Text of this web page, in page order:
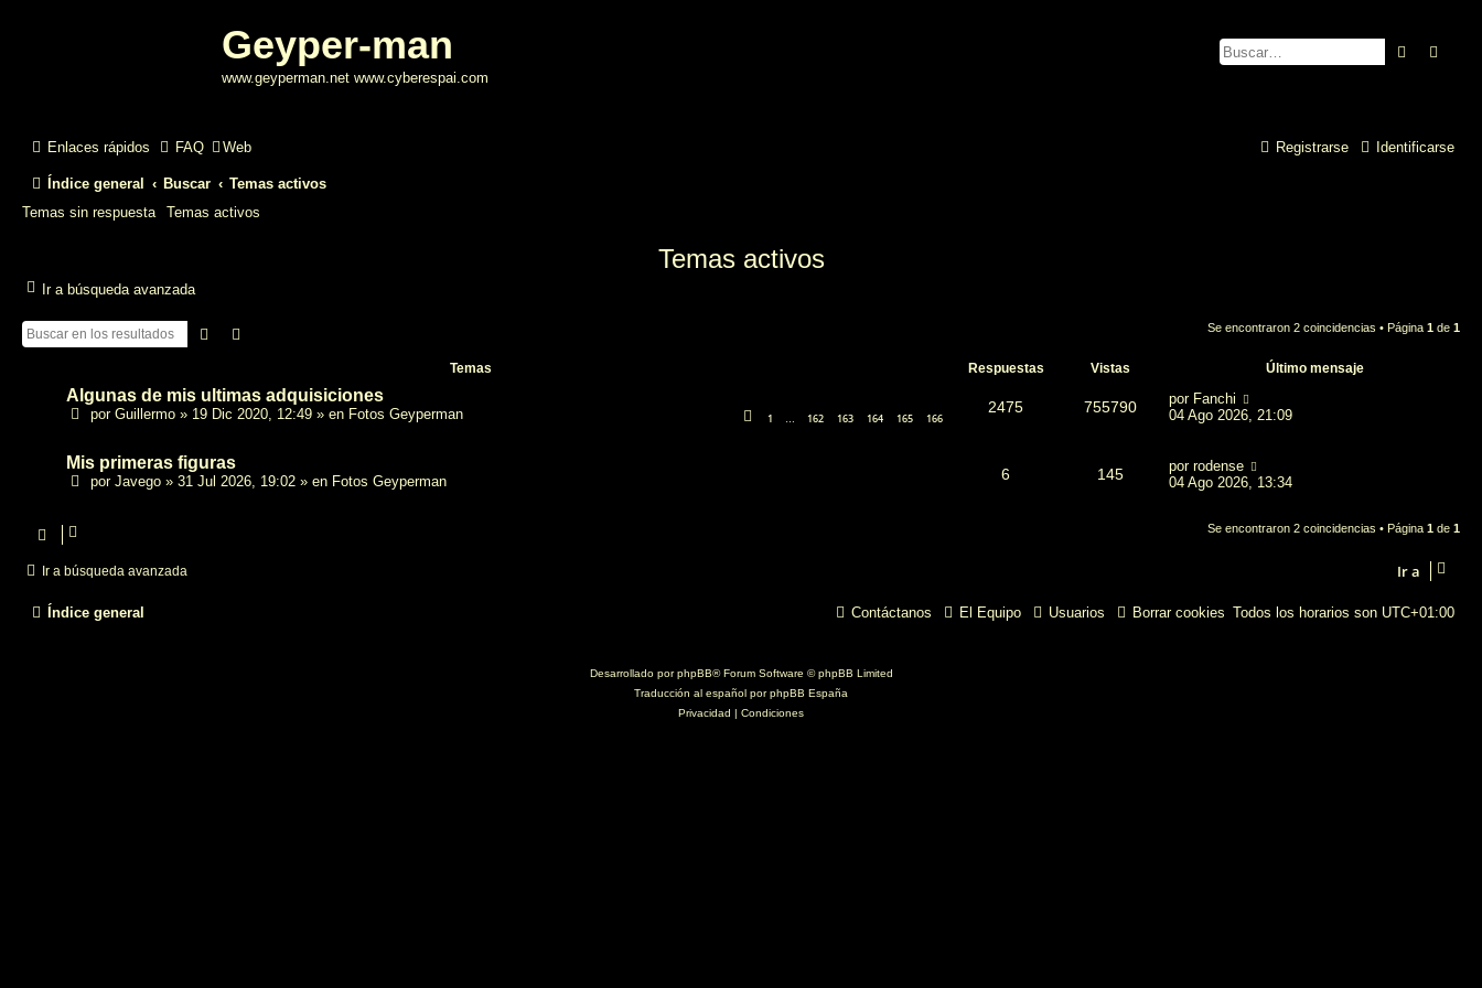
Geyper-man
www.geyperman.net www.cyberespai.com
Buscar
Enlaces rápidos FAQ Web Identificarse
Registrarse
Índice general Buscar
Temas activos
Temas sin respuesta
Temas activos
Temas activos
Ir a búsqueda avanzada
Buscar Se encontraron 2 coincidencias • Página 1 de 1
Temas Respuestas Vistas Último mensaje
Algunas de mis ultimas adquisiciones
por Guillermo » 19 Dic 2020, 12:49 » en Fotos Geyperman 1 … 162 163 164 165 166
2475 755790 por Fanchi
04 Ago 2026, 21:09
Mis primeras figuras
por Javego » 31 Jul 2026, 19:02 » en Fotos Geyperman 6 145 por rodense
04 Ago 2026, 13:34
Se encontraron 2 coincidencias • Página 1 de 1
Ir a búsqueda avanzada Ir a
Índice general Todos los horarios son UTC+01:00
Borrar cookies
Usuarios
El Equipo
Contáctanos
Desarrollado porphpBB® Forum Software © phpBB Limited
Traducción al español porphpBB España
Privacidad | Condiciones